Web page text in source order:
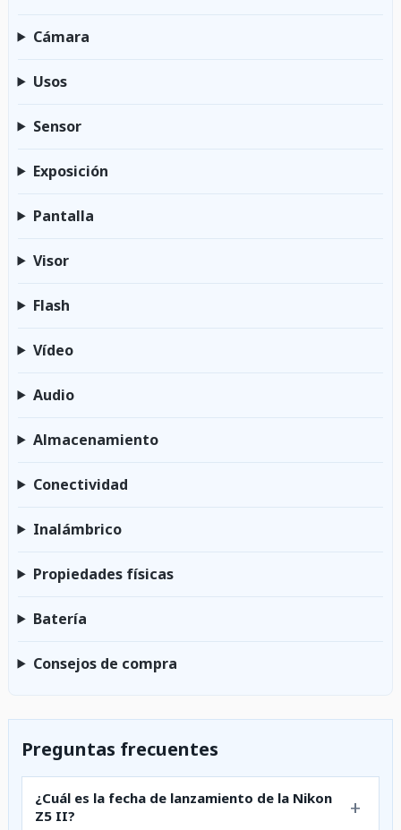
Cámara
Usos
Sensor
Exposición
Pantalla
Visor
Flash
Vídeo
Audio
Almacenamiento
Conectividad
Inalámbrico
Propiedades físicas
Batería
Consejos de compra
Preguntas frecuentes
¿Cuál es la fecha de lanzamiento de la Nikon
Z5 II?